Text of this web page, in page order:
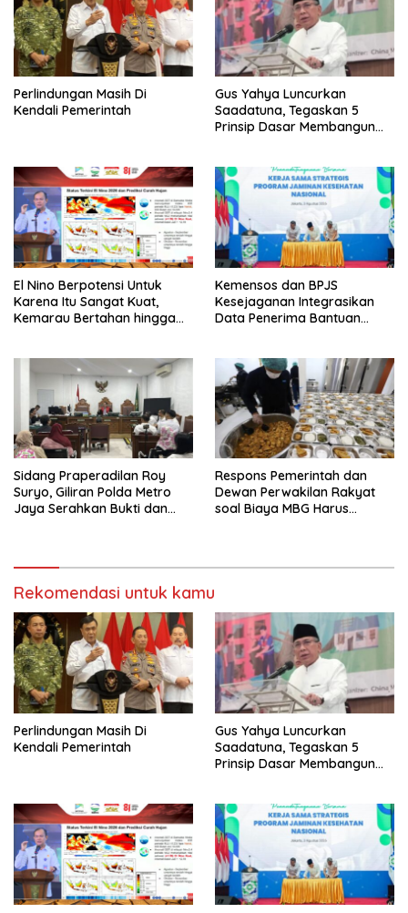
Perlindungan Masih Di
Kendali Pemerintah
Gus Yahya Luncurkan
Saadatuna, Tegaskan 5
Prinsip Dasar Membangun
El Nino Berpotensi Untuk
Karena Itu Sangat Kuat,
Kemarau Bertahan hingga
Kemensos dan BPJS
Kesejaganan Integrasikan
Data Penerima Bantuan
Sidang Praperadilan Roy
Suryo, Giliran Polda Metro
Jaya Serahkan Bukti dan
Respons Pemerintah dan
Dewan Perwakilan Rakyat
soal Biaya MBG Harus
Rekomendasi untuk kamu
Perlindungan Masih Di
Kendali Pemerintah
Gus Yahya Luncurkan
Saadatuna, Tegaskan 5
Prinsip Dasar Membangun